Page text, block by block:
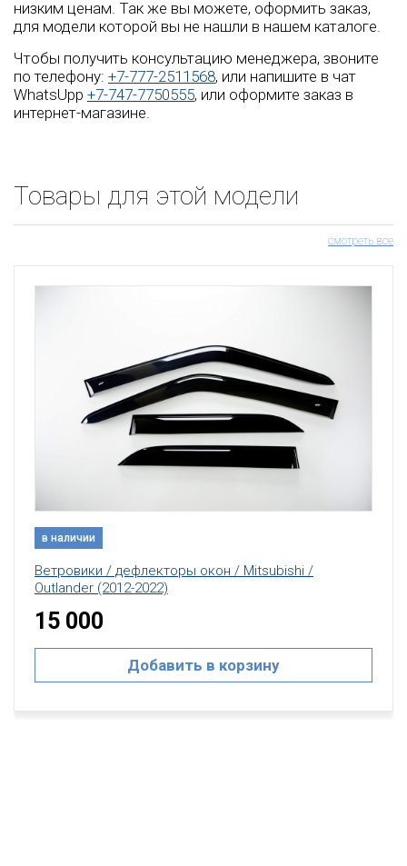
низким ценам. Так же вы можете, оформить заказ,
для модели которой вы не нашли в нашем каталоге.
Чтобы получить консультацию менеджера, звоните
по телефону: +7-777-2511568, или напишите в чат
WhatsUpp +7-747-7750555, или оформите заказ в
интернет-магазине.
Товары для этой модели
смотреть все
в наличии
Ветровики / дефлекторы окон / Mitsubishi /
Outlander (2012-2022)
15 000
Добавить в корзину